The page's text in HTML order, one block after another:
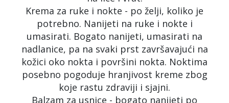
Krema za ruke i nokte - po želji, koliko je
potrebno. Nanijeti na ruke i nokte i
umasirati. Bogato nanijeti, umasirati na
nadlanice, pa na svaki prst završavajući na
kožici oko nokta i površini nokta. Noktima
posebno pogoduje hranjivost kreme zbog
koje rastu zdraviji i sjajni.
Balzam za usnice - bogato nanijeti po